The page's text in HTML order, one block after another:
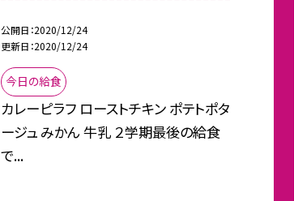
公開日 2020/12/24
更新日 2020/12/24
今日の給食
カレーピラフ ローストチキン ポテトポタ
ージュ みかん 牛乳 ２学期最後の給食
で...